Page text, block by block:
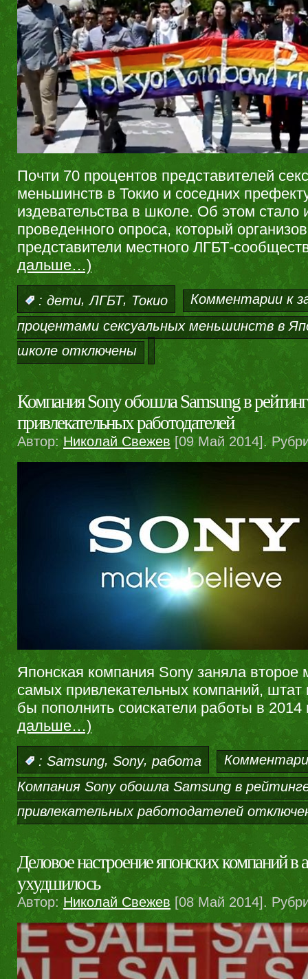
Почти 70 процентов представителей
меньшинств в Токио и соседних
издевательства в школе. Об этом стало
проведенного опроса, который
представители местного ЛГБТ-
дальше…)
: дети, ЛГБТ, Токио Комментарии к
процентами сексуальных меньшинств в
школе отключены
Компания Sony обошла Samsung в
привлекательных работодателей
Автор: Николай Свежев [09 Май 2014].
Японская компания Sony заняла второе
самых привлекательных компаний, штат
бы пополнить соискатели работы в 2014
дальше…)
: Samsung, Sony, работа
Компания Sony обошла Samsung в
привлекательных работодателей
Деловое настроение японских компаний в
ухудшилось
Автор:Николай Свежев [08 Май 2014].